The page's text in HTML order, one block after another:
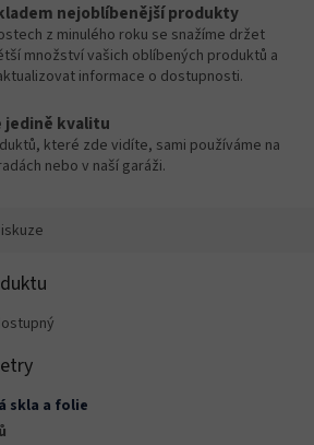
nejoblíbenější produkty
z minulého roku se snažíme držet
množství vašich oblíbených produktů a
informace o dostupnosti.
jedině kvalitu
které zde vidíte, sami používáme na
nebo v naší garáži.
skla a folie